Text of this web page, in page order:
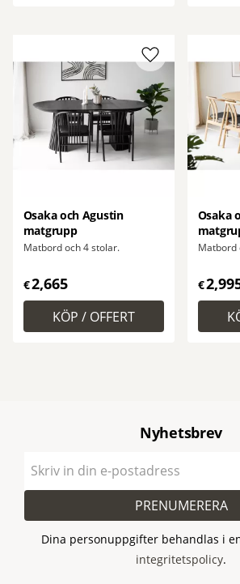
Osaka och Agustin
matgrupp
Matbord och 4 stolar.
€2,665
Lägg till i
Osaka
Matbord
€
Nyhetsbrev
PRENUMERERA
Dina personuppgifter behandlas i
integritetspolicy.